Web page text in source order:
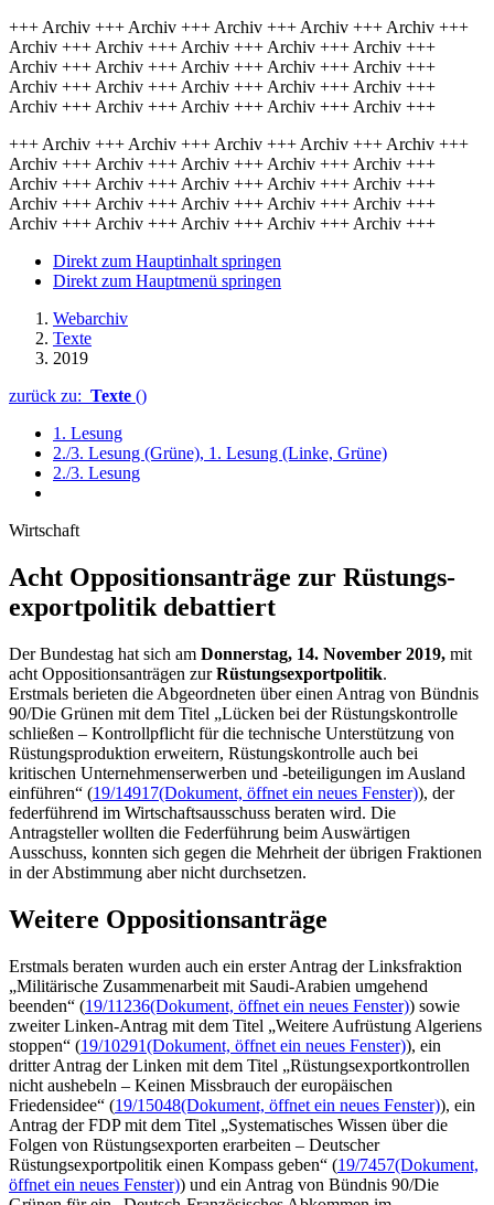
+++ Archiv +++ Archiv +++ Archiv +++ Archiv +++ Archiv +++
Archiv +++ Archiv +++ Archiv +++ Archiv +++ Archiv +++
Archiv +++ Archiv +++ Archiv +++ Archiv +++ Archiv +++
Archiv +++ Archiv +++ Archiv +++ Archiv +++ Archiv +++
Archiv +++ Archiv +++ Archiv +++ Archiv +++ Archiv +++
+++ Archiv +++ Archiv +++ Archiv +++ Archiv +++ Archiv +++
Archiv +++ Archiv +++ Archiv +++ Archiv +++ Archiv +++
Archiv +++ Archiv +++ Archiv +++ Archiv +++ Archiv +++
Archiv +++ Archiv +++ Archiv +++ Archiv +++ Archiv +++
Archiv +++ Archiv +++ Archiv +++ Archiv +++ Archiv +++
Direkt zum Hauptinhalt springen
Direkt zum Hauptmenü springen
Webarchiv
Texte
2019
zurück zu: Texte ()
1. Lesung
2./3. Lesung (Grüne), 1. Lesung (Linke, Grüne)
2./3. Lesung
Wirtschaft
Acht Oppositions­anträge zur Rüstungs­
export­politik debattiert
Der Bundestag hat sich am Donnerstag, 14. November 2019, mit
acht Oppositionsanträgen zurRüstungsexportpolitik.
Erstmals berieten die Abgeordneten über einen Antrag von Bündnis
90/Die Grünen mit dem Titel „Lücken bei der Rüstungskontrolle
schließen – Kontrollpflicht für die technische Unterstützung von
Rüstungsproduktion erweitern, Rüstungskontrolle auch bei
kritischen Unternehmenserwerben und -beteiligungen im Ausland
einführen“ (19/14917(Dokument, öffnet ein neues Fenster)), der
federführend im Wirtschaftsausschuss beraten wird. Die
Antragsteller wollten die Federführung beim Auswärtigen
Ausschuss, konnten sich gegen die Mehrheit der übrigen Fraktionen
in der Abstimmung aber nicht durchsetzen.
Weitere Oppositionsanträge
Erstmals beraten wurden auch ein erster Antrag der Linksfraktion
„Militärische Zusammenarbeit mit Saudi-Arabien umgehend
beenden“ (19/11236(Dokument, öffnet ein neues Fenster)) sowie
zweiter Linken-Antrag mit dem Titel „Weitere Aufrüstung Algeriens
stoppen“ (19/10291(Dokument, öffnet ein neues Fenster)), ein
dritter Antrag der Linken mit dem Titel „Rüstungsexportkontrollen
nicht aushebeln – Keinen Missbrauch der europäischen
Friedensidee“ (19/15048(Dokument, öffnet ein neues Fenster)), ein
Antrag der FDP mit dem Titel „Systematisches Wissen über die
Folgen von Rüstungsexporten erarbeiten – Deutscher
Rüstungsexportpolitik einen Kompass geben“ (19/7457(Dokument,
öffnet ein neues Fenster)) und ein Antrag von Bündnis 90/Die